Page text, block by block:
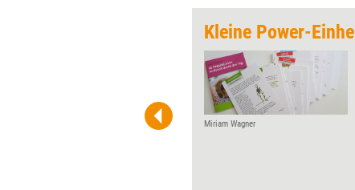
Kleine Power-
Miriam Wagner